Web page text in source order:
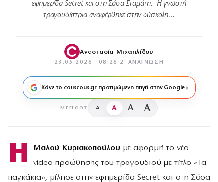
εφημερίδα Secret και στη Σάσα Σταμάτη. Η γνωστή
τραγουδίστρια αναφέρθηκε στην δύσκολη…
Αναστασία Μιχαηλίδου
23.05.2026 · 08:26 · 2′ ΑΝΆΓΝΩΣΗ
Κάνε το couscous.gr προτιμώμενη πηγή στην Google
ΜΈΓΕΘΟΣ A A A A
Η Μαλού Κυριακοπούλου με αφορμή το νέο
video προώθησης του τραγουδιού µε τίτλο «Τα
παγκάκια», μίλησε στην εφημερίδα Secret και στη Σάσα